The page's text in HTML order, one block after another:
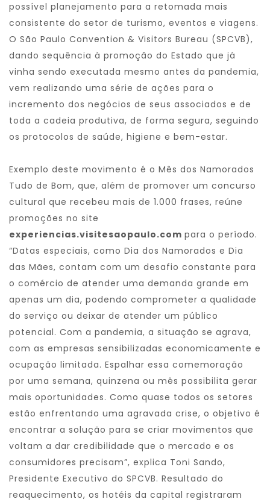
possível planejamento para a retomada mais
consistente do setor de turismo, eventos e viagens.
O São Paulo Convention & Visitors Bureau (SPCVB),
dando sequência à promoção do Estado que já
vinha sendo executada mesmo antes da pandemia,
vem realizando uma série de ações para o
incremento dos negócios de seus associados e de
toda a cadeia produtiva, de forma segura, seguindo
os protocolos de saúde, higiene e bem-estar.
Exemplo deste movimento é o Mês dos Namorados
Tudo de Bom, que, além de promover um concurso
cultural que recebeu mais de 1.000 frases, reúne
promoções no site
experiencias.visitesaopaulo.com para o período.
“Datas especiais, como Dia dos Namorados e Dia
das Mães, contam com um desafio constante para
o comércio de atender uma demanda grande em
apenas um dia, podendo comprometer a qualidade
do serviço ou deixar de atender um público
potencial. Com a pandemia, a situação se agrava,
com as empresas sensibilizadas economicamente e
ocupação limitada. Espalhar essa comemoração
por uma semana, quinzena ou mês possibilita gerar
mais oportunidades. Como quase todos os setores
estão enfrentando uma agravada crise, o objetivo é
encontrar a solução para se criar movimentos que
voltam a dar credibilidade que o mercado e os
consumidores precisam”, explica Toni Sando,
Presidente Executivo do SPCVB. Resultado do
reaquecimento, os hotéis da capital registraram